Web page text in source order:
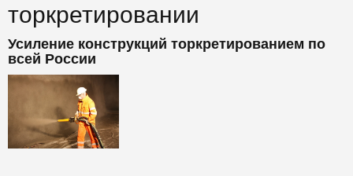
торкретировании
Усиление конструкций торкретированием по
всей России